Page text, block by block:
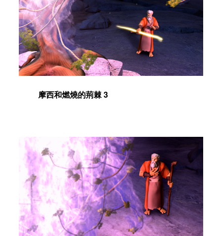
摩西和燃燒的荊棘 3